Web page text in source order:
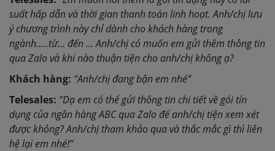
suất hấp dẫn và thời gian thanh toán linh hoạt. Anh/chị lưu
ý chương trình này chỉ dành cho khách hàng trong
ngành…..từ… đến … Anh/chị có muốn em gửi thêm thông tin
qua Zalo và khi nào thuận tiện cho anh/chị không ạ?
Khách hàng: “Anh/chị đang bận em nhé”
Telesales: “Dạ em có thể gửi thông tin chi tiết về gói tín
dụng của ngân hàng ABC qua Zalo để anh/chị tiện xem xét
được không? Anh/chị tham khảo qua và thắc mắc gì thì liên
hệ lại em nhé!”